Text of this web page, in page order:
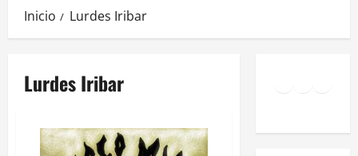
Inicio Lurdes Iribar
Lurdes Iribar